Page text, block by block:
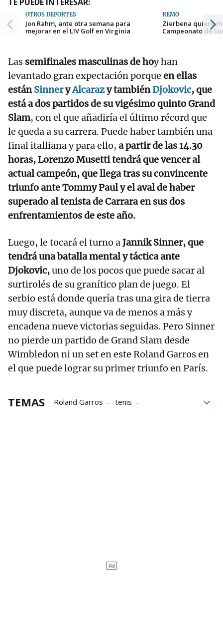
TE PUEDE INTERESAR:
OTROS DEPORTES
Jon Rahm, ante otra semana para
mejorar en el LIV Golf en Virginia
REMO
Zierbena quiere
Campeonato de
Las semifinales masculinas de hoy han
levantado gran expectación porque en ellas
estánSinneryAlcarazy tambiénDjokovic, que
está a dos partidos de su vigésimo quinto Grand
Slam, con el que añadiría el último récord que
le queda a su carrera. Puede haber también una
final italliana y para ello, a partir de las 14.30
horas, Lorenzo Musetti tendrá que vencer al
actual campeón, que llega tras su convincente
triunfo ante Tommy Paul y el aval de haber
superado al tenista de Carrara en sus dos
enfrentamientos de este año.
Luego, le tocará el turno aJannik Sinner, que
tendrá una batalla mental y táctica ante
Djokovic,uno de los pocos que puede sacar al
surtirolés de su granítico plan de juego. El
serbio está donde quería tras una gira de tierra
muy discreta, aunque va de menos a más y
encadena nueve victorias seguidas. Pero Sinner
no pierde un partido de Grand Slam desde
Wimbledon ni un set en este Roland Garros en
el que puede lograr su primer triunfo en París.
TEMAS Roland Garros
tenis